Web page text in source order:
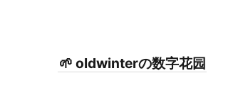
🌱 oldwinterの数字花园